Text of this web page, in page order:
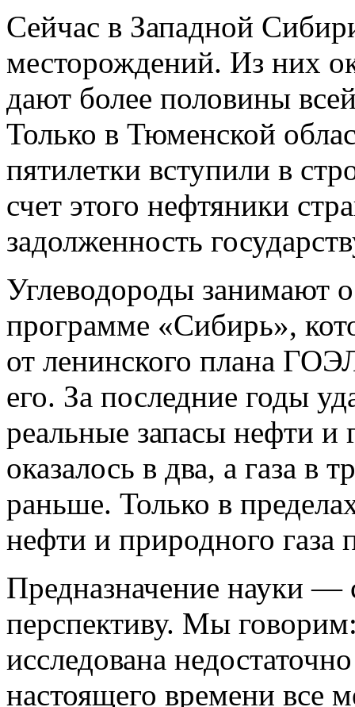
Сейчас в Западной
месторождений. Из них
дают более половины
Только в Тюменской
пятилетки вступили в
счет этого нефтяники
задолженность
Углеводороды занимают
программе «Сибирь»,
от ленинского плана
его. За последние годы
реальные запасы нефти
оказалось в два, а газа в
раньше. Только в
нефти и природного
Предназначение науки —
перспективу. Мы
исследована
настоящего времени все